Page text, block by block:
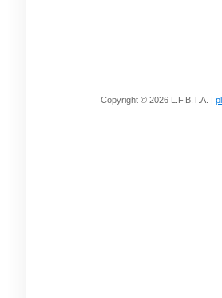
Copyright © 2026 L.F.B.T.A. |